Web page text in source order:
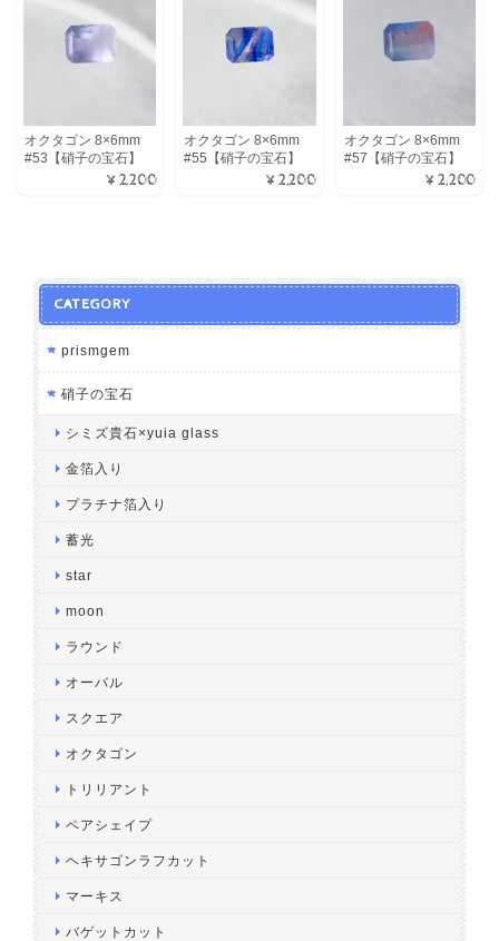
オクタゴン 8×6mm
#53【硝子の宝石】
¥2,200
オクタゴン 8×6mm
#55【硝子の宝石】
¥2,200
オクタゴン 8×6mm
#57【硝子の宝石】
¥2,200
CATEGORY
prismgem
硝子の宝石
シミズ貴石×yuia glass
金箔入り
プラチナ箔入り
蓄光
star
moon
ラウンド
オーバル
スクエア
オクタゴン
トリリアント
ペアシェイプ
ヘキサゴンラフカット
マーキス
バゲットカット